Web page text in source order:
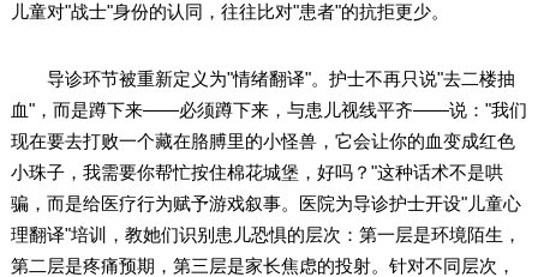
儿童对"战士"身份的认同，往往比对"患者"的抗拒更少。
导诊环节被重新定义为"情绪翻译"。护士不再只说"去二楼抽
血"，而是蹲下来——必须蹲下来，与患儿视线平齐——说："我们
现在要去打败一个藏在胳膊里的小怪兽，它会让你的血变成红色
小珠子，我需要你帮忙按住棉花城堡，好吗？"这种话术不是哄
骗，而是给医疗行为赋予游戏叙事。医院为导诊护士开设"儿童心
理翻译"培训，教她们识别患儿恐惧的层次：第一层是环境陌生，
第二层是疼痛预期，第三层是家长焦虑的投射。针对不同层次，